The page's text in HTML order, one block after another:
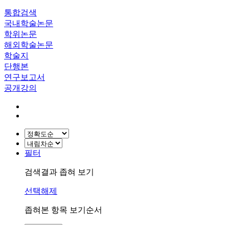
통합검색
국내학술논문
학위논문
해외학술논문
학술지
단행본
연구보고서
공개강의
필터
검색결과 좁혀 보기
선택해제
좁혀본 항목 보기순서